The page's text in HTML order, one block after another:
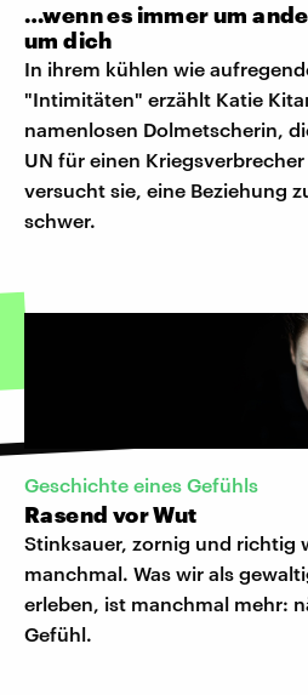
…wenn es immer um
um dich
In ihrem kühlen wie
"Intimitäten" erzählt Katie
namenlosen Dolmetscherin,
UN für einen
versucht sie, eine Beziehung
schwer.
Geschichte eines Gefühls
Rasend vor Wut
Stinksauer, zornig und richtig
manchmal. Was wir als
erleben, ist manchmal mehr:
Gefühl.